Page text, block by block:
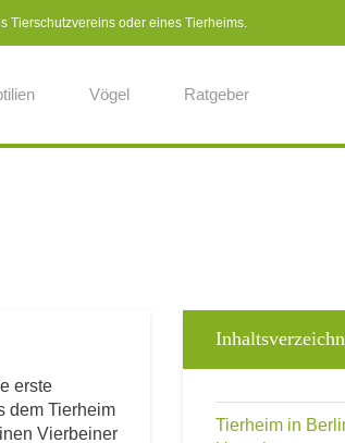
Tierschutzvereins oder eines Tierheims.
Vögel Ratgeber
erste
dem Tierheim
Vierbeiner
Tierheim in